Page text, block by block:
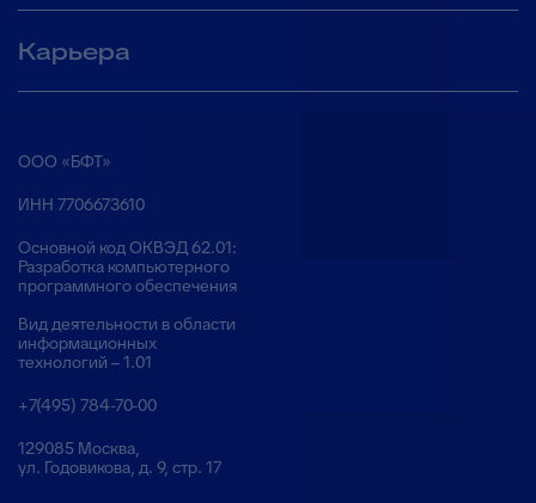
Карьера
ООО «БФТ»
ИНН 7706673610
Основной код ОКВЭД 62.01:
Разработка компьютерного
программного обеспечения
Вид деятельности в области
информационных
технологий – 1.01
+7(495) 784-70-00
129085 Москва,
ул. Годовикова, д. 9, стр. 17